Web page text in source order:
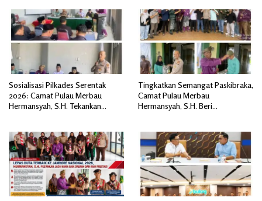
Sosialisasi Pilkades Serentak
2026: Camat Pulau Merbau
Hermansyah, S.H. Tekankan
Tanpa PSU
Tingkatkan Semangat Paskibraka,
Camat Pulau Merbau
Hermansyah, S.H. Beri